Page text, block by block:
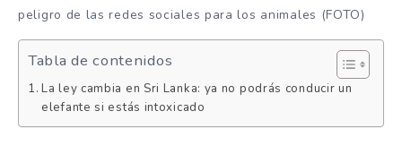
peligro de las redes sociales para los animales (FOTO)
Tabla de contenidos
La ley cambia en Sri Lanka: ya no podrás conducir un
elefante si estás intoxicado